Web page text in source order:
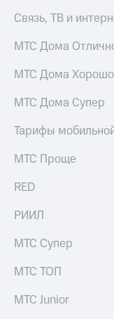
Связь, ТВ и
МТС Дома
МТС Дома Хорошо
МТС Дома Супер
Тарифы
МТС Проще
RED
РИИЛ
МТС Супер
МТС ТОП
МТС Junior